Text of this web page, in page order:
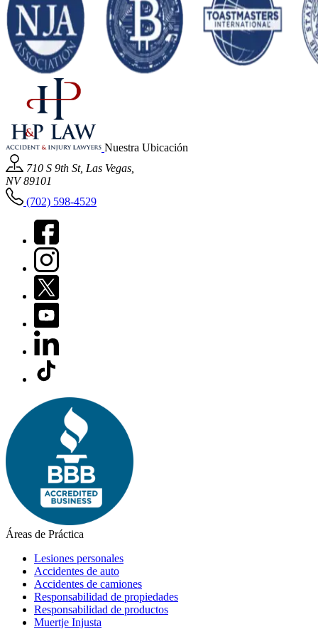
Nuestra Ubicación
710 S 9th St, Las Vegas,
NV 89101
(702) 598-4529
Áreas de Práctica
Lesiones personales
Accidentes de auto
Accidentes de camiones
Responsabilidad de propiedades
Responsabilidad de productos
Muertje Injusta